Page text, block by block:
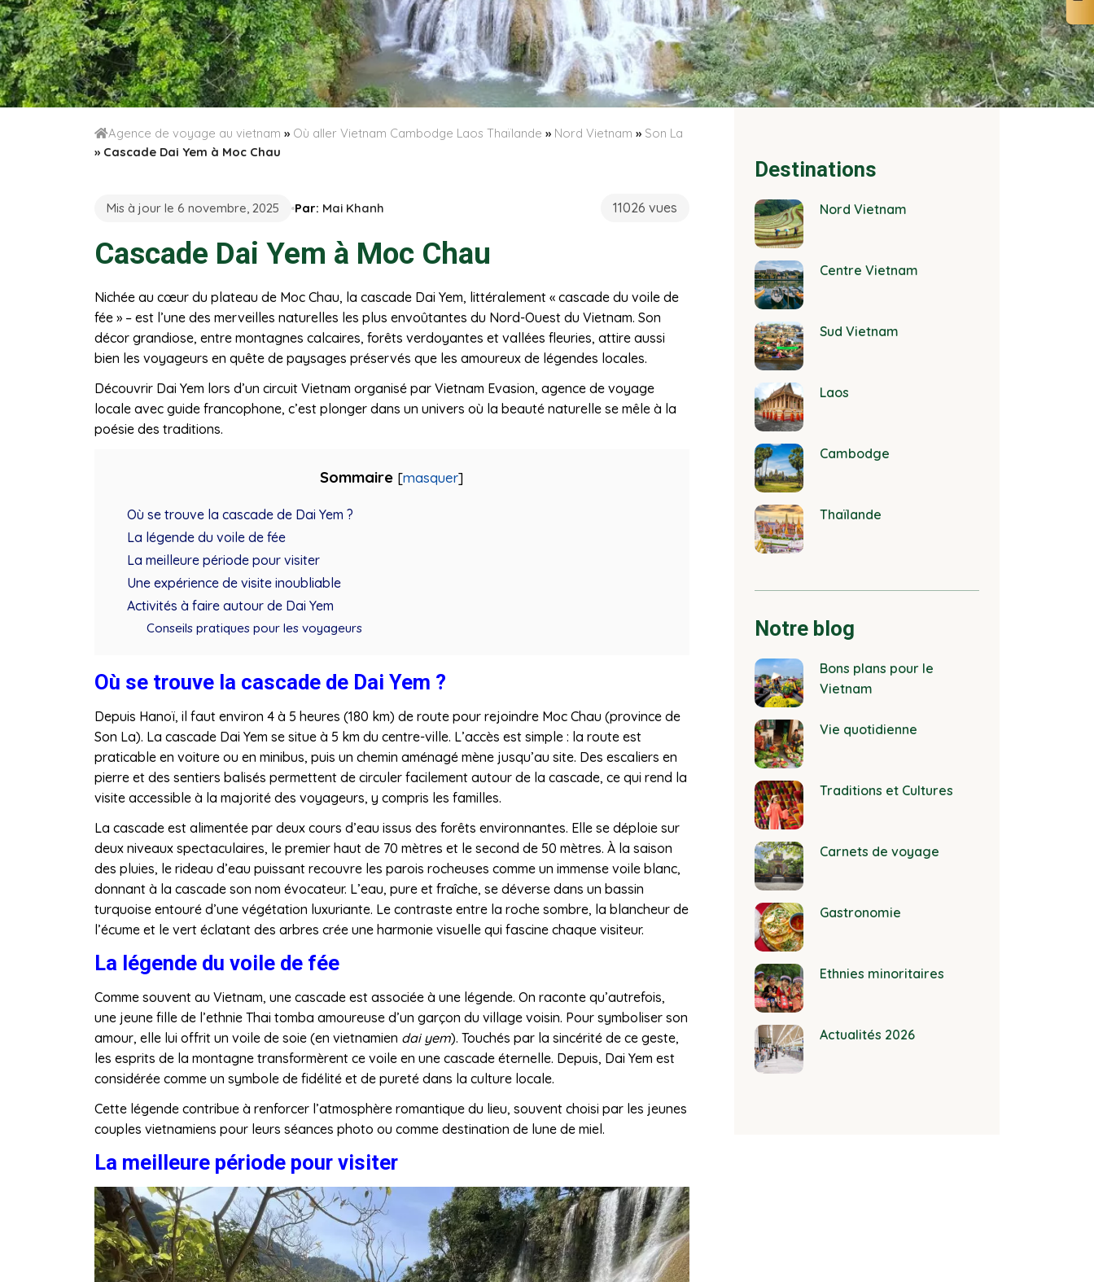
Agence de voyage au vietnam » Où aller Vietnam Cambodge Laos Thaïlande » Nord Vietnam » Son La
» Cascade Dai Yem à Moc Chau
Mis à jour le 6 novembre, 2025 Par: Mai Khanh 11026 vues
Cascade Dai Yem à Moc Chau
Nichée au cœur du plateau de Moc Chau, la cascade Dai Yem, littéralement « cascade du voile de
fée » – est l’une des merveilles naturelles les plus envoûtantes du Nord-Ouest du Vietnam. Son
décor grandiose, entre montagnes calcaires, forêts verdoyantes et vallées fleuries, attire aussi
bien les voyageurs en quête de paysages préservés que les amoureux de légendes locales.
Découvrir Dai Yem lors d’un circuit Vietnam organisé par Vietnam Evasion, agence de voyage
locale avec guide francophone, c’est plonger dans un univers où la beauté naturelle se mêle à la
poésie des traditions.
Sommaire [masquer]
Où se trouve la cascade de Dai Yem ?
La légende du voile de fée
La meilleure période pour visiter
Une expérience de visite inoubliable
Activités à faire autour de Dai Yem
Conseils pratiques pour les voyageurs
Où se trouve la cascade de Dai Yem ?
Depuis Hanoï, il faut environ 4 à 5 heures (180 km) de route pour rejoindre Moc Chau (province de
Son La). La cascade Dai Yem se situe à 5 km du centre-ville. L’accès est simple : la route est
praticable en voiture ou en minibus, puis un chemin aménagé mène jusqu’au site. Des escaliers en
pierre et des sentiers balisés permettent de circuler facilement autour de la cascade, ce qui rend la
visite accessible à la majorité des voyageurs, y compris les familles.
La cascade est alimentée par deux cours d’eau issus des forêts environnantes. Elle se déploie sur
deux niveaux spectaculaires, le premier haut de 70 mètres et le second de 50 mètres. À la saison
des pluies, le rideau d’eau puissant recouvre les parois rocheuses comme un immense voile blanc,
donnant à la cascade son nom évocateur. L’eau, pure et fraîche, se déverse dans un bassin
turquoise entouré d’une végétation luxuriante. Le contraste entre la roche sombre, la blancheur de
l’écume et le vert éclatant des arbres crée une harmonie visuelle qui fascine chaque visiteur.
La légende du voile de fée
Comme souvent au Vietnam, une cascade est associée à une légende. On raconte qu’autrefois,
une jeune fille de l’ethnie Thai tomba amoureuse d’un garçon du village voisin. Pour symboliser son
amour, elle lui offrit un voile de soie (en vietnamien dai yem). Touchés par la sincérité de ce geste,
les esprits de la montagne transformèrent ce voile en une cascade éternelle. Depuis, Dai Yem est
considérée comme un symbole de fidélité et de pureté dans la culture locale.
Cette légende contribue à renforcer l’atmosphère romantique du lieu, souvent choisi par les jeunes
couples vietnamiens pour leurs séances photo ou comme destination de lune de miel.
La meilleure période pour visiter
Destinations
Nord Vietnam
Centre Vietnam
Sud Vietnam
Laos
Cambodge
Thaïlande
Notre blog
Bons plans pour le
Vietnam
Vie quotidienne
Traditions et Cultures
Carnets de voyage
Gastronomie
Ethnies minoritaires
Actualités 2026